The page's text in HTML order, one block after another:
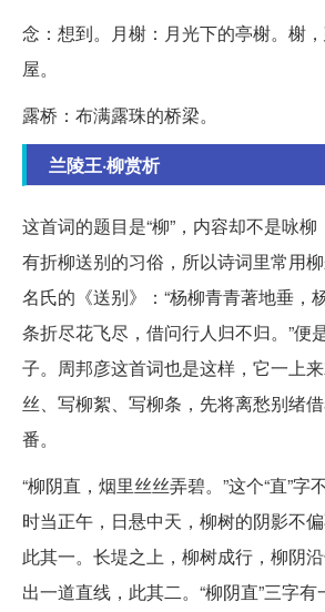
念：想到。月榭：月光下的亭榭。榭
屋。
露桥：布满露珠的桥梁。
兰陵王·柳赏析
这首词的题目是“柳”，内容却不是咏
有折柳送别的习俗，所以诗词里常用
名氏的《送别》：“杨柳青青著地垂，
条折尽花飞尽，借问行人归不归。”便
子。周邦彦这首词也是这样，它一上
丝、写柳絮、写柳条，先将离愁别绪
番。
“柳阴直，烟里丝丝弄碧。”这个“直”字
时当正午，日悬中天，柳树的阴影不
此其一。长堤之上，柳树成行，柳阴
出一道直线，此其二。“柳阴直”三字